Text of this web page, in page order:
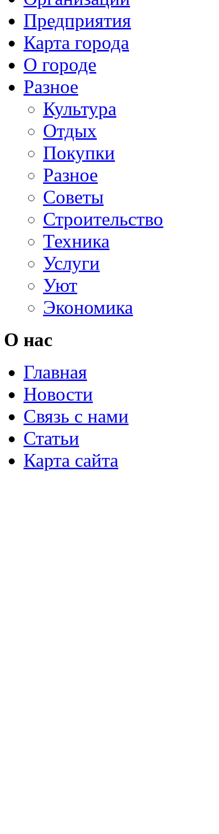
Предприятия
Карта города
О городе
Разное
Культура
Отдых
Покупки
Разное
Советы
Строительство
Техника
Услуги
Уют
Экономика
О нас
Главная
Новости
Связь с нами
Статьи
Карта сайта